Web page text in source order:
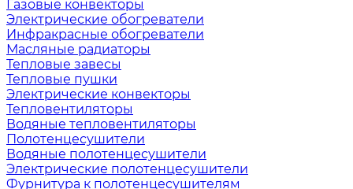
Газовые конвекторы
Электрические обогреватели
Инфракрасные обогреватели
Масляные радиаторы
Тепловые завесы
Тепловые пушки
Электрические конвекторы
Тепловентиляторы
Водяные тепловентиляторы
Полотенцесушители
Водяные полотенцесушители
Электрические полотенцесушители
Фурнитура к полотенцесушителям